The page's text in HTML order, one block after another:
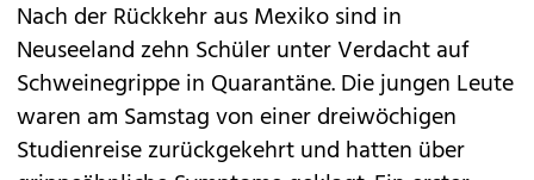
Nach der Rückkehr aus Mexiko sind in
Neuseeland zehn Schüler unter Verdacht auf
Schweinegrippe in Quarantäne. Die jungen Leute
waren am Samstag von einer dreiwöchigen
Studienreise zurückgekehrt und hatten über